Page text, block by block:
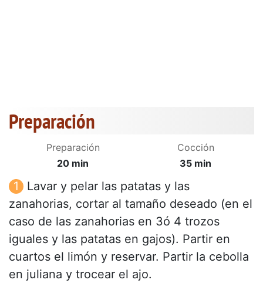
Preparación
Preparación
20 min
Cocción
35 min
Lavar y pelar las patatas y las
zanahorias, cortar al tamaño deseado (en el
caso de las zanahorias en 3ó 4 trozos
iguales y las patatas en gajos). Partir en
cuartos el limón y reservar. Partir la cebolla
en juliana y trocear el ajo.